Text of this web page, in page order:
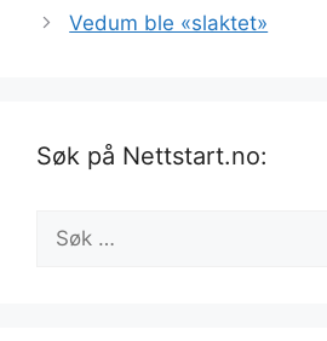
Vedum ble «slaktet»
Søk på Nettstart.no:
etter: